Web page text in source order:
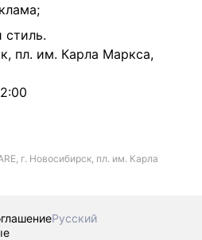
пл. им. Карла Маркса,
г. Новосибирск, пл. им. Карла
Русский